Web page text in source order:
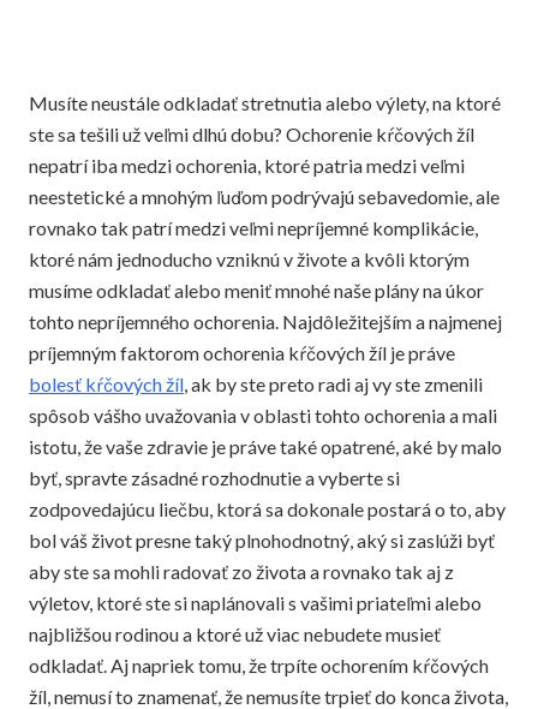
Musíte neustále odkladať stretnutia alebo výlety, na ktoré
ste sa tešili už veľmi dlhú dobu? Ochorenie kŕčových žíl
nepatrí iba medzi ochorenia, ktoré patria medzi veľmi
neestetické a mnohým ľuďom podrývajú sebavedomie, ale
rovnako tak patrí medzi veľmi nepríjemné komplikácie,
ktoré nám jednoducho vzniknú v živote a kvôli ktorým
musíme odkladať alebo meniť mnohé naše plány na úkor
tohto nepríjemného ochorenia. Najdôležitejším a najmenej
príjemným faktorom ochorenia kŕčových žíl je práve
bolesť kŕčových žíl , ak by ste preto radi aj vy ste zmenili
spôsob vášho uvažovania v oblasti tohto ochorenia a mali
istotu, že vaše zdravie je práve také opatrené, aké by malo
byť, spravte zásadné rozhodnutie a vyberte si
zodpovedajúcu liečbu, ktorá sa dokonale postará o to, aby
bol váš život presne taký plnohodnotný, aký si zaslúži byť
aby ste sa mohli radovať zo života a rovnako tak aj z
výletov, ktoré ste si naplánovali s vašimi priateľmi alebo
najbližšou rodinou a ktoré už viac nebudete musieť
odkladať. Aj napriek tomu, že trpíte ochorením kŕčových
žíl, nemusí to znamenať, že nemusíte trpieť do konca života,